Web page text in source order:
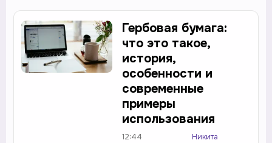
Гербовая бумага:
что это такое,
история,
особенности и
современные
примеры
использования
12:44
Никита